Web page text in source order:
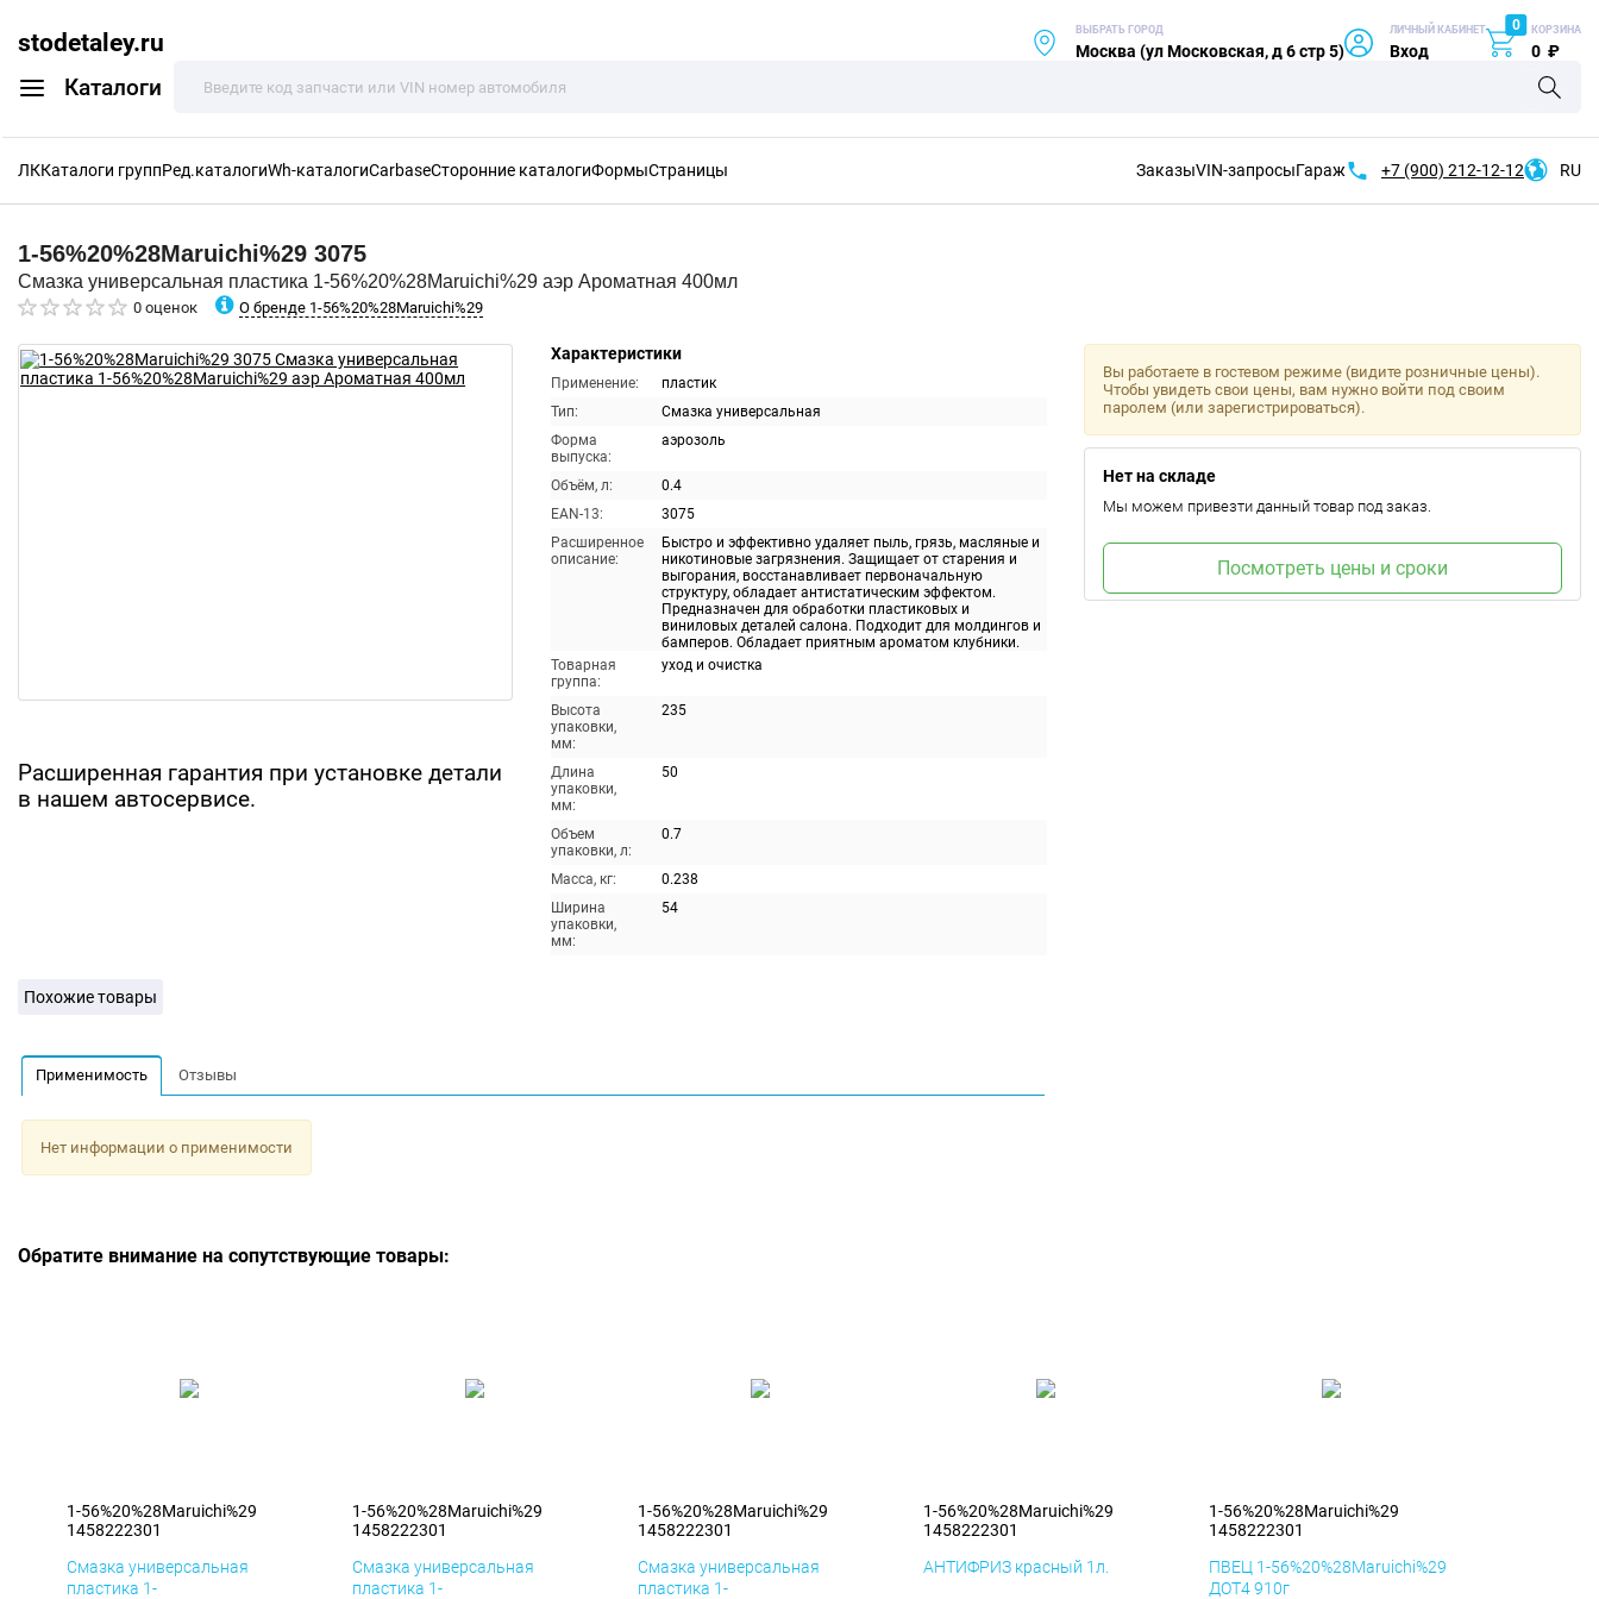
stodetaley.ru
Каталоги
ВЫБРАТЬ ГОРОД
Москва (ул Московская, д 6 стр 5)
ЛИЧНЫЙ КАБИНЕТ
Вход
0 КОРЗИНА
0 ₽
ЛККаталоги группРед.каталогиWh-каталогиCarbaseСторонние каталогиФормыСтраницы ЗаказыVIN-запросыГараж +7 (900) 212-12-12 RU
1-56%20%28Maruichi%29 3075
Смазка универсальная пластика 1-56%20%28Maruichi%29 аэр Ароматная 400мл
0 оценок О бренде 1-56%20%28Maruichi%29
Расширенная гарантия при установке детали
в нашем автосервисе.
Характеристики
Применение:
пластик
Тип:
Смазка универсальная
Форма
выпуска:
аэрозоль
Объём, л:
0.4
EAN-13:
3075
Расширенное
описание:
Быстро и эффективно удаляет пыль, грязь, масляные и
никотиновые загрязнения. Защищает от старения и
выгорания, восстанавливает первоначальную
структуру, обладает антистатическим эффектом.
Предназначен для обработки пластиковых и
виниловых деталей салона. Подходит для молдингов и
бамперов. Обладает приятным ароматом клубники.
Товарная
группа:
уход и очистка
Высота
упаковки,
мм:
235
Длина
упаковки,
мм:
50
Объем
упаковки, л:
0.7
Масса, кг:
0.238
Ширина
упаковки,
мм:
54
Вы работаете в гостевом режиме (видите розничные цены).
Чтобы увидеть свои цены, вам нужно войти под своим
паролем (или зарегистрироваться).
Нет на складе
Мы можем привезти данный товар под заказ.
Посмотреть цены и сроки
Похожие товары
Применимость Отзывы
Нет информации о применимости
Обратите внимание на сопутствующие товары:
1-56%20%28Maruichi%29
1458222301
Смазка универсальная
пластика 1-
1-56%20%28Maruichi%29
1458222301
Смазка универсальная
пластика 1-
1-56%20%28Maruichi%29
1458222301
Смазка универсальная
пластика 1-
1-56%20%28Maruichi%29
1458222301
АНТИФРИЗ красный 1л.
1-56%20%28Maruichi%29
1458222301
ПВЕЦ 1-56%20%28Maruichi%29
ДОТ4 910г